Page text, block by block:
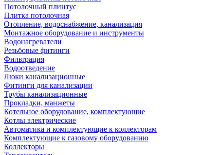
Потолочный плинтус
Плитка потолочная
Отопление, водоснабжение, канализация
Монтажное оборудование и инструменты
Водонагреватели
Резьбовые фитинги
Фильтрация
Водоотведение
Люки канализационные
Фитинги для канализации
Трубы канализационные
Прокладки, манжеты
Котельное оборудование, комплектующие
Котлы электрические
Автоматика и комплектующие к коллекторам
Комплектующие к газовому оборудованию
Коллекторы